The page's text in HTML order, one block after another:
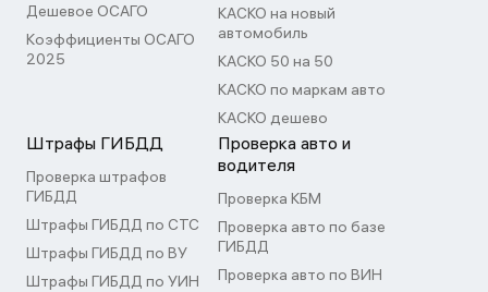
Дешевое ОСАГО
Коэффициенты ОСАГО
2025
КАСКО на новый
автомобиль
КАСКО 50 на 50
КАСКО по маркам авто
КАСКО дешево
Штрафы ГИБДД
Проверка штрафов
ГИБДД
Штрафы ГИБДД по СТС
Штрафы ГИБДД по ВУ
Штрафы ГИБДД по УИН
Проверка авто и
водителя
Проверка КБМ
Проверка авто по базе
ГИБДД
Проверка авто по ВИН